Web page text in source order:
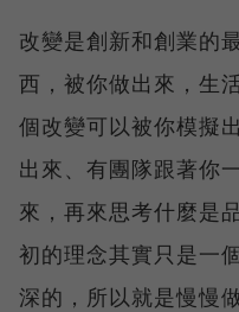
改變是創新和創業的
西，被你做出來，生
個改變可以被你模擬
出來、有團隊跟著你
來，再來思考什麼是
初的理念其實只是一
深的，所以就是慢慢做